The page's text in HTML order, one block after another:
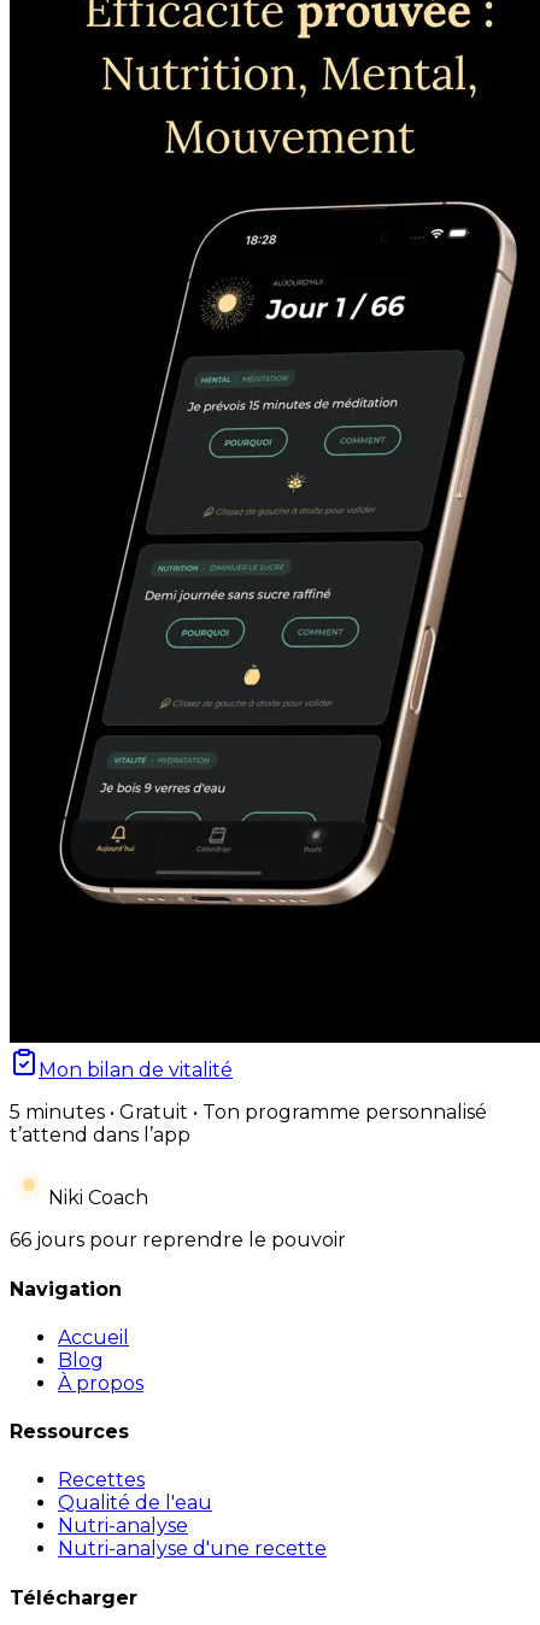
Mon bilan de vitalité
5 minutes • Gratuit • Ton programme personnalisé
t’attend dans l’app
Niki Coach
66 jours pour reprendre le pouvoir
Navigation
Accueil
Blog
À propos
Ressources
Recettes
Qualité de l'eau
Nutri-analyse
Nutri-analyse d'une recette
Télécharger